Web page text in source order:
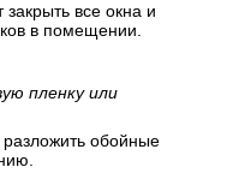
все окна и
в помещении.
пленку или
обойные